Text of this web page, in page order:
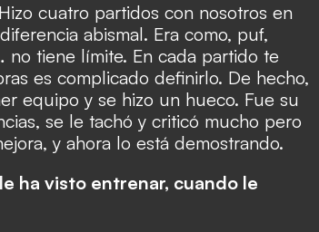
cuatro partidos con nosotros en
abismal. Era como, puf,
tiene límite. En cada partido te
es complicado definirlo. De hecho,
equipo y se hizo un hueco. Fue su
se le tachó y criticó mucho pero
y ahora lo está demostrando.
ha visto entrenar, cuando le